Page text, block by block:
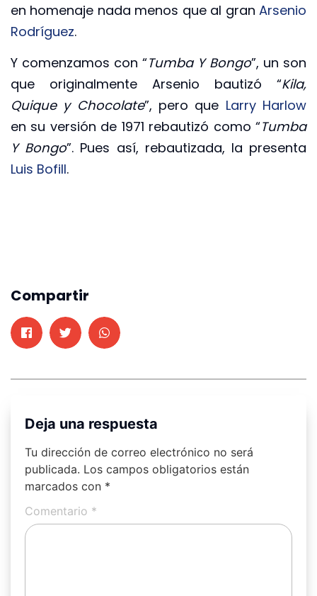
en homenaje nada menos que al gran Arsenio
Rodríguez.
Y comenzamos con “Tumba Y Bongo”, un son
que originalmente Arsenio bautizó “Kila,
Quique y Chocolate”, pero que Larry Harlow
en su versión de 1971 rebautizó como “Tumba
Y Bongo”. Pues así, rebautizada, la presenta
Luis Bofill.
Compartir
Deja una respuesta
Tu dirección de correo electrónico no será
publicada. Los campos obligatorios están
marcados con *
Comentario *